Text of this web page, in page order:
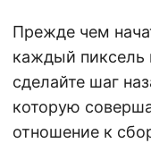
Прежде чем
каждый пиксель
сделайте шаг
которую
отношение к